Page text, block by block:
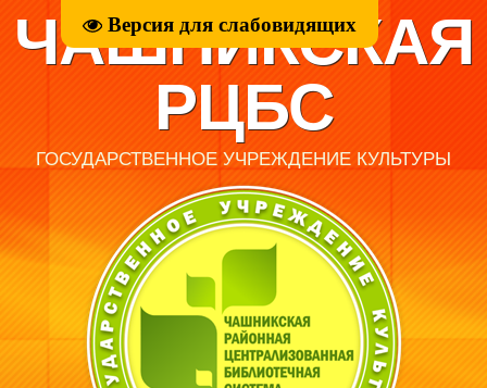
Версия для слабовидящих
ЧАШНИКСКАЯ
РЦБС
ГОСУДАРСТВЕННОЕ УЧРЕЖДЕНИЕ КУЛЬТУРЫ